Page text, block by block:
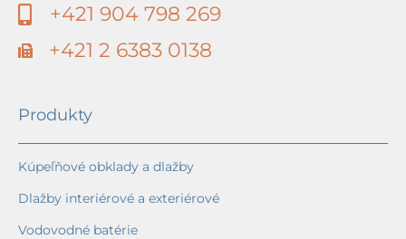
+421 904 798 269
+421 2 6383 0138
Produkty
Kúpeľňové obklady a dlažby
Dlažby interiérové a exteriérové
Vodovodné batérie